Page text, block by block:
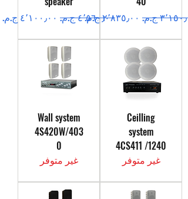
عادي
سعر البيعسعر عادي
سعر البيع
Ceilling
system
4CS411 /1240
غير متوفر
Wall system
4S420W/403
0
غير متوفر